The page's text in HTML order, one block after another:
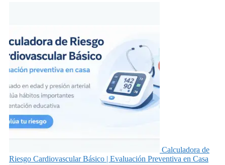
Calculadora de
Riesgo Cardiovascular Básico | Evaluación Preventiva en Casa